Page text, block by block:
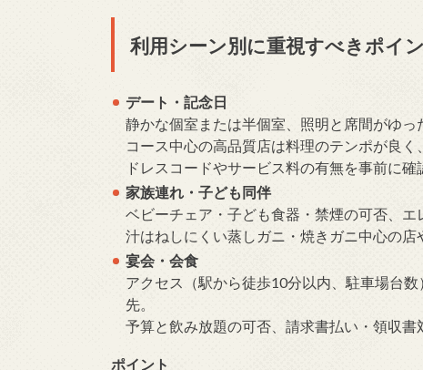
利用シーン別に重視すべきポイ
デート・記念日
静かな個室または半個室、照明と席間がゆっ
コース中心の高品質店は料理のテンポが良く
ドレスコードやサービス料の有無を事前に確
家族連れ・子ども同伴
ベビーチェア・子ども食器・禁煙の可否、エ
汁はねしにくい蒸しガニ・焼きガニ中心の店
宴会・会食
アクセス（駅から徒歩10分以内、駐車場台
先。
予算と飲み放題の可否、請求書払い・領収書
ポイント